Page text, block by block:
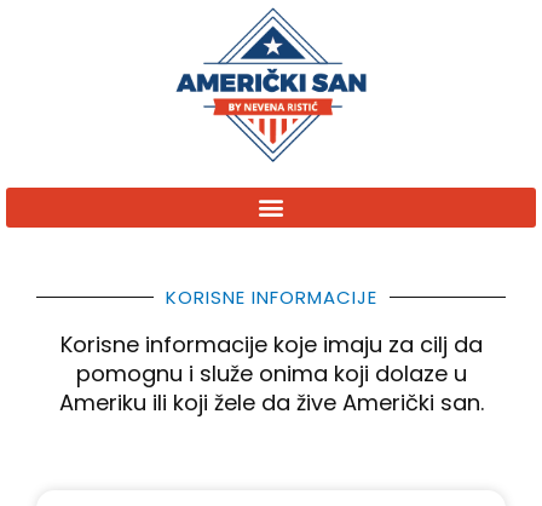
KORISNE INFORMACIJE
Korisne informacije koje imaju za cilj da
pomognu i služe onima koji dolaze u
Ameriku ili koji žele da žive Američki san.